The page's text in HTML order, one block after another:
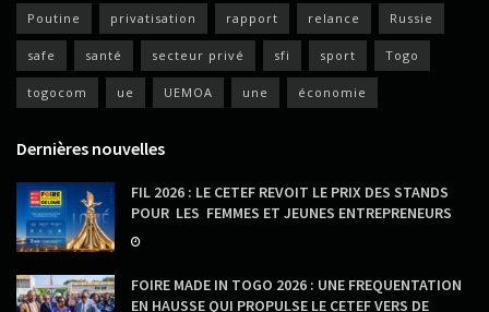
Poutine privatisation rapport relance Russie
safe santé secteur privé sfi sport Togo
togocom ue UEMOA une économie
Dernières nouvelles
FIL 2026 : LE CETEF REVOIT LE PRIX DES STANDS
POUR LES FEMMES ET JEUNES ENTREPRENEURS
FOIRE MADE IN TOGO 2026 : UNE FREQUENTATION
EN HAUSSE QUI PROPULSE LE CETEF VERS DE